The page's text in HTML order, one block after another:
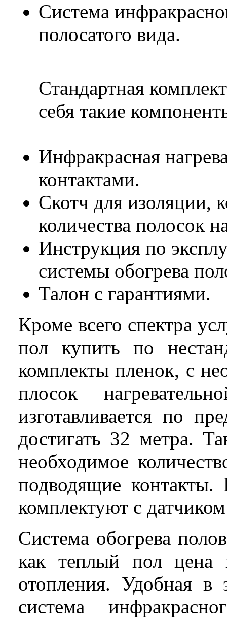
Система
полосатого вида.
Стандартная
себя такие
Инфракрасная
контактами.
Скотч для изоляции,
количества полосок
Инструкция по
системы обогрева
Талон с гарантиями.
Кроме всего спектра
пол купить по
комплекты пленок, с
плосок
изготавливается по
достигать 32 метра.
необходимое
подводящие
комплектуют с
Система обогрева
как теплый пол цена
отопления. Удобная в
система